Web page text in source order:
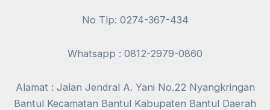
No Tlp: 0274-367-434
Whatsapp : 0812-2979-0860
Alamat : Jalan Jendral A. Yani No.22 Nyangkringan
Bantul Kecamatan Bantul Kabupaten Bantul Daerah